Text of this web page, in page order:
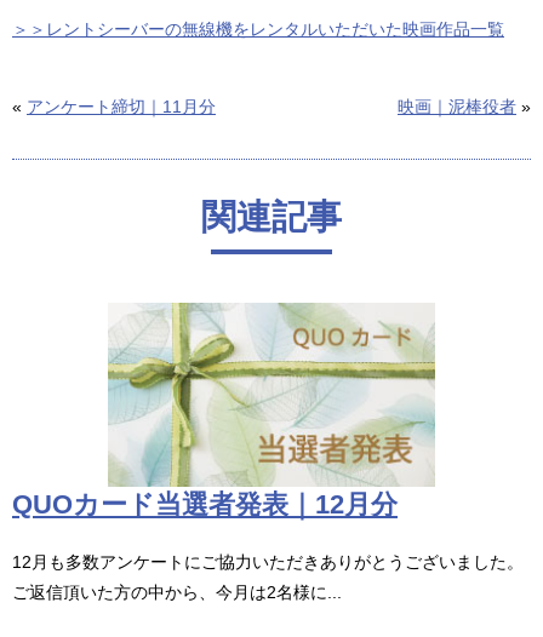
＞＞レントシーバーの無線機をレンタルいただいた映画作品一覧
« アンケート締切｜11月分 映画｜泥棒役者 »
関連記事
QUOカード当選者発表｜12月分
12月も多数アンケートにご協力いただきありがとうございました。
ご返信頂いた方の中から、今月は2名様に...